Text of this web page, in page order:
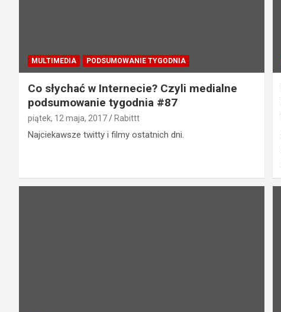
MULTIMEDIA PODSUMOWANIE TYGODNIA
Co słychać w Internecie? Czyli medialne
podsumowanie tygodnia #87
piątek, 12 maja, 2017 Rabittt
Najciekawsze twitty i filmy ostatnich dni.